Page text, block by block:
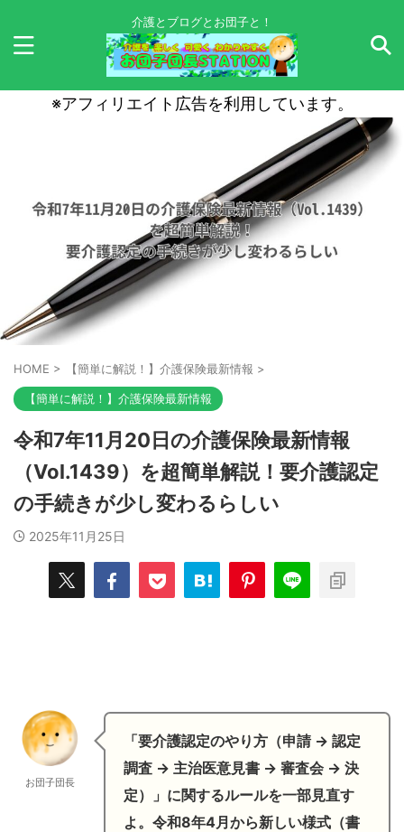
介護とブログとお団子と！
※アフィリエイト広告を利用しています。
HOME > 【簡単に解説！】介護保険最新情報 >
【簡単に解説！】介護保険最新情報
令和7年11月20日の介護保険最新情報
（Vol.1439）を超簡単解説！要介護認定
の手続きが少し変わるらしい
2025年11月25日
お団子団長
「要介護認定のやり方（申請 → 認定
調査 → 主治医意見書 → 審査会 → 決
定）」に関するルールを一部見直す
よ。令和8年4月から新しい様式（書